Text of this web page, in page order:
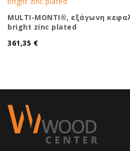
MULTI-MONTI®, εξάγωνη
bright zinc plated
361,35 €